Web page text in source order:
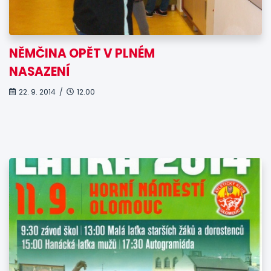
NĚMČINA OPĚT V PLNÉM
NASAZENÍ
22. 9. 2014 / 12.00